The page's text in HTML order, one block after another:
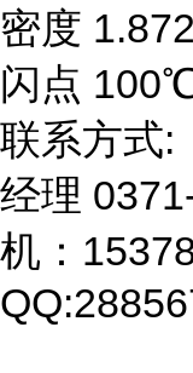
密度
闪点
联系方式:
经理
机：